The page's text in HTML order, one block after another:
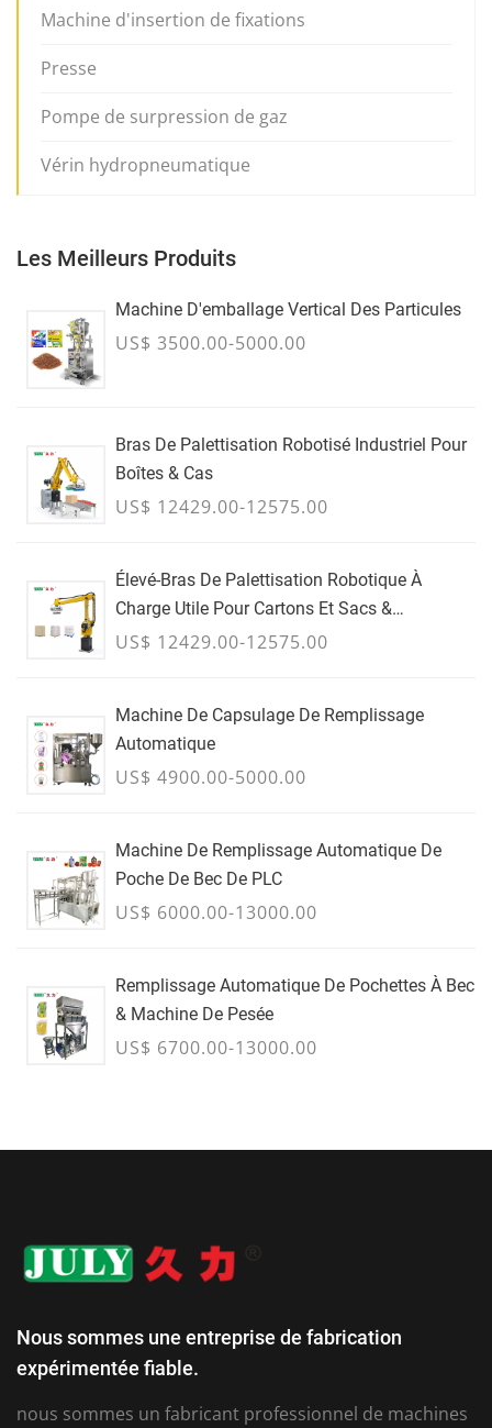
Machine d'insertion de fixations
Presse
Pompe de surpression de gaz
Vérin hydropneumatique
Les Meilleurs Produits
Machine D'emballage Vertical Des Particules
US$ 3500.00-5000.00
Bras De Palettisation Robotisé Industriel Pour
Boîtes & Cas
US$ 12429.00-12575.00
Élevé-Bras De Palettisation Robotique À
Charge Utile Pour Cartons Et Sacs &
Conteneurs En Vrac - JUILLET
US$ 12429.00-12575.00
Machine De Capsulage De Remplissage
Automatique
US$ 4900.00-5000.00
Machine De Remplissage Automatique De
Poche De Bec De PLC
US$ 6000.00-13000.00
Remplissage Automatique De Pochettes À Bec
& Machine De Pesée
US$ 6700.00-13000.00
Nous sommes une entreprise de fabrication
expérimentée fiable.
nous sommes un fabricant professionnel de machines